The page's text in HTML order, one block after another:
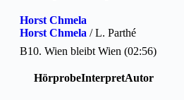
Horst Chmela
Horst Chmela / L. Parthé
B10. Wien bleibt Wien (02:56)
HörprobeInterpretAutor